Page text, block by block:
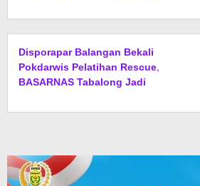
Disporapar Balangan Bekali
Pokdarwis Pelatihan Rescue,
BASARNAS Tabalong Jadi